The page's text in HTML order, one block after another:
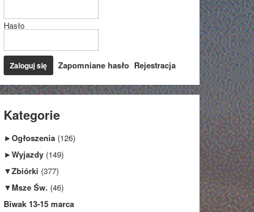
Hasło
Zapomniane hasło Rejestracja
Kategorie
►Ogłoszenia (126)
►Wyjazdy (149)
▼Zbiórki (377)
▼Msze Św. (46)
Biwak 13-15 marca